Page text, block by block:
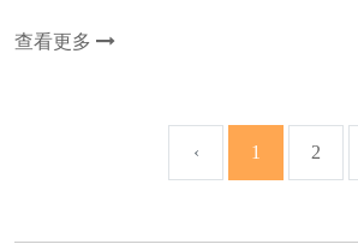
查看更多
‹ 1 2